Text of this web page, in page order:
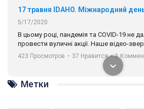
6/30/2017
Емоційний та вражаючий промо-ролік на
представляє програму "Гей-альянс
насильству проти ЛГБТ в Україні.
Ми просимо вашої підтримки, щоб
програму з боротьби з насильством
відео.
1.9K Просмотров 226 Нравится • 5
Метки